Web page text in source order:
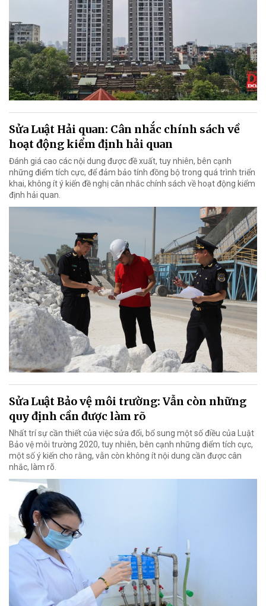
Sửa Luật Hải quan: Cân nhắc chính sách về
hoạt động kiểm định hải quan
Đánh giá cao các nội dung được đề xuất, tuy nhiên, bên cạnh
những điểm tích cực, để đảm bảo tính đồng bộ trong quá trình triển
khai, không ít ý kiến đề nghị cân nhắc chính sách về hoạt động kiểm
định hải quan.
Sửa Luật Bảo vệ môi trường: Vẫn còn những
quy định cần được làm rõ
Nhất trí sự cần thiết của việc sửa đổi, bổ sung một số điều của Luật
Bảo vệ môi trường 2020, tuy nhiên, bên cạnh những điểm tích cực,
một số ý kiến cho rằng, vẫn còn không ít nội dung cần được cân
nhắc, làm rõ.